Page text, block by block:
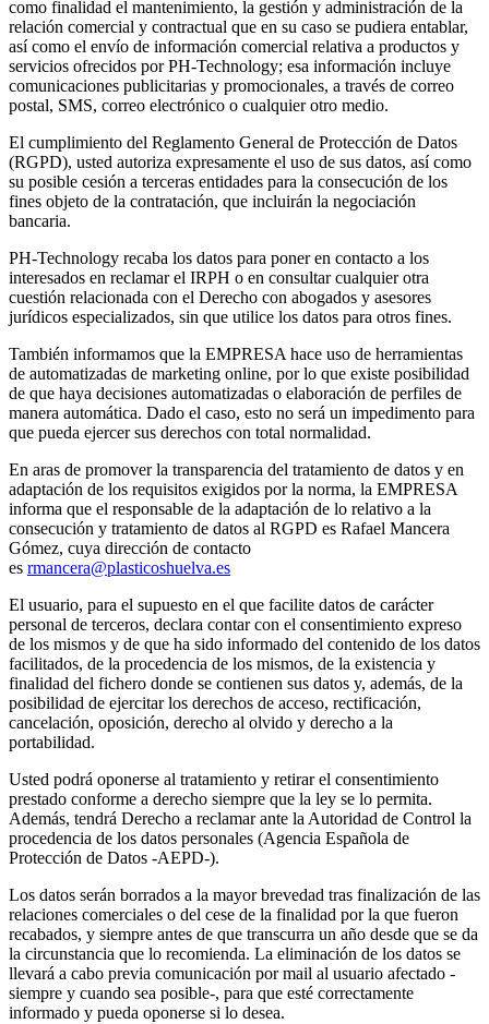
como finalidad el mantenimiento, la gestión y administración de la
relación comercial y contractual que en su caso se pudiera entablar,
así como el envío de información comercial relativa a productos y
servicios ofrecidos por PH-Technology; esa información incluye
comunicaciones publicitarias y promocionales, a través de correo
postal, SMS, correo electrónico o cualquier otro medio.
El cumplimiento del Reglamento General de Protección de Datos
(RGPD), usted autoriza expresamente el uso de sus datos, así como
su posible cesión a terceras entidades para la consecución de los
fines objeto de la contratación, que incluirán la negociación
bancaria.
PH-Technology recaba los datos para poner en contacto a los
interesados en reclamar el IRPH o en consultar cualquier otra
cuestión relacionada con el Derecho con abogados y asesores
jurídicos especializados, sin que utilice los datos para otros fines.
También informamos que la EMPRESA hace uso de herramientas
de automatizadas de marketing online, por lo que existe posibilidad
de que haya decisiones automatizadas o elaboración de perfiles de
manera automática. Dado el caso, esto no será un impedimento para
que pueda ejercer sus derechos con total normalidad.
En aras de promover la transparencia del tratamiento de datos y en
adaptación de los requisitos exigidos por la norma, la EMPRESA
informa que el responsable de la adaptación de lo relativo a la
consecución y tratamiento de datos al RGPD es Rafael Mancera
Gómez, cuya dirección de contacto
es rmancera@plasticoshuelva.es
El usuario, para el supuesto en el que facilite datos de carácter
personal de terceros, declara contar con el consentimiento expreso
de los mismos y de que ha sido informado del contenido de los datos
facilitados, de la procedencia de los mismos, de la existencia y
finalidad del fichero donde se contienen sus datos y, además, de la
posibilidad de ejercitar los derechos de acceso, rectificación,
cancelación, oposición, derecho al olvido y derecho a la
portabilidad.
Usted podrá oponerse al tratamiento y retirar el consentimiento
prestado conforme a derecho siempre que la ley se lo permita.
Además, tendrá Derecho a reclamar ante la Autoridad de Control la
procedencia de los datos personales (Agencia Española de
Protección de Datos -AEPD-).
Los datos serán borrados a la mayor brevedad tras finalización de las
relaciones comerciales o del cese de la finalidad por la que fueron
recabados, y siempre antes de que transcurra un año desde que se da
la circunstancia que lo recomienda. La eliminación de los datos se
llevará a cabo previa comunicación por mail al usuario afectado -
siempre y cuando sea posible-, para que esté correctamente
informado y pueda oponerse si lo desea.